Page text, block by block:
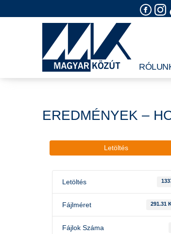
to
EREDMÉNYEK –
Letöltés
Letöltés
Fájlméret 291.31
Fájlok Száma